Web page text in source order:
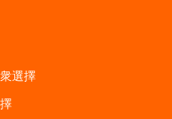
選擇